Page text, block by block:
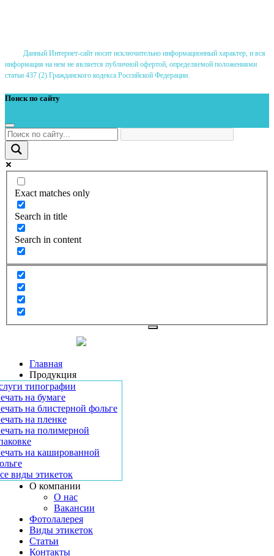
Данный Интернет-сайт носит исключительно информационный характер, и вся
информация на нем не является публичной офертой, определяемой положениями
статьи 437 (2) Гражданского кодекса Российской Федерации.
Поиск по сайту
Exact matches only
Search in title
Search in content
Главная
Продукция
типографии
на бумаге
на блистерной фольге
на пленке
на полимерной
на кашированной
виды этикеток
О компании
О нас
Вакансии
Фотолалерея
Виды этикеток
Статьи
Контакты